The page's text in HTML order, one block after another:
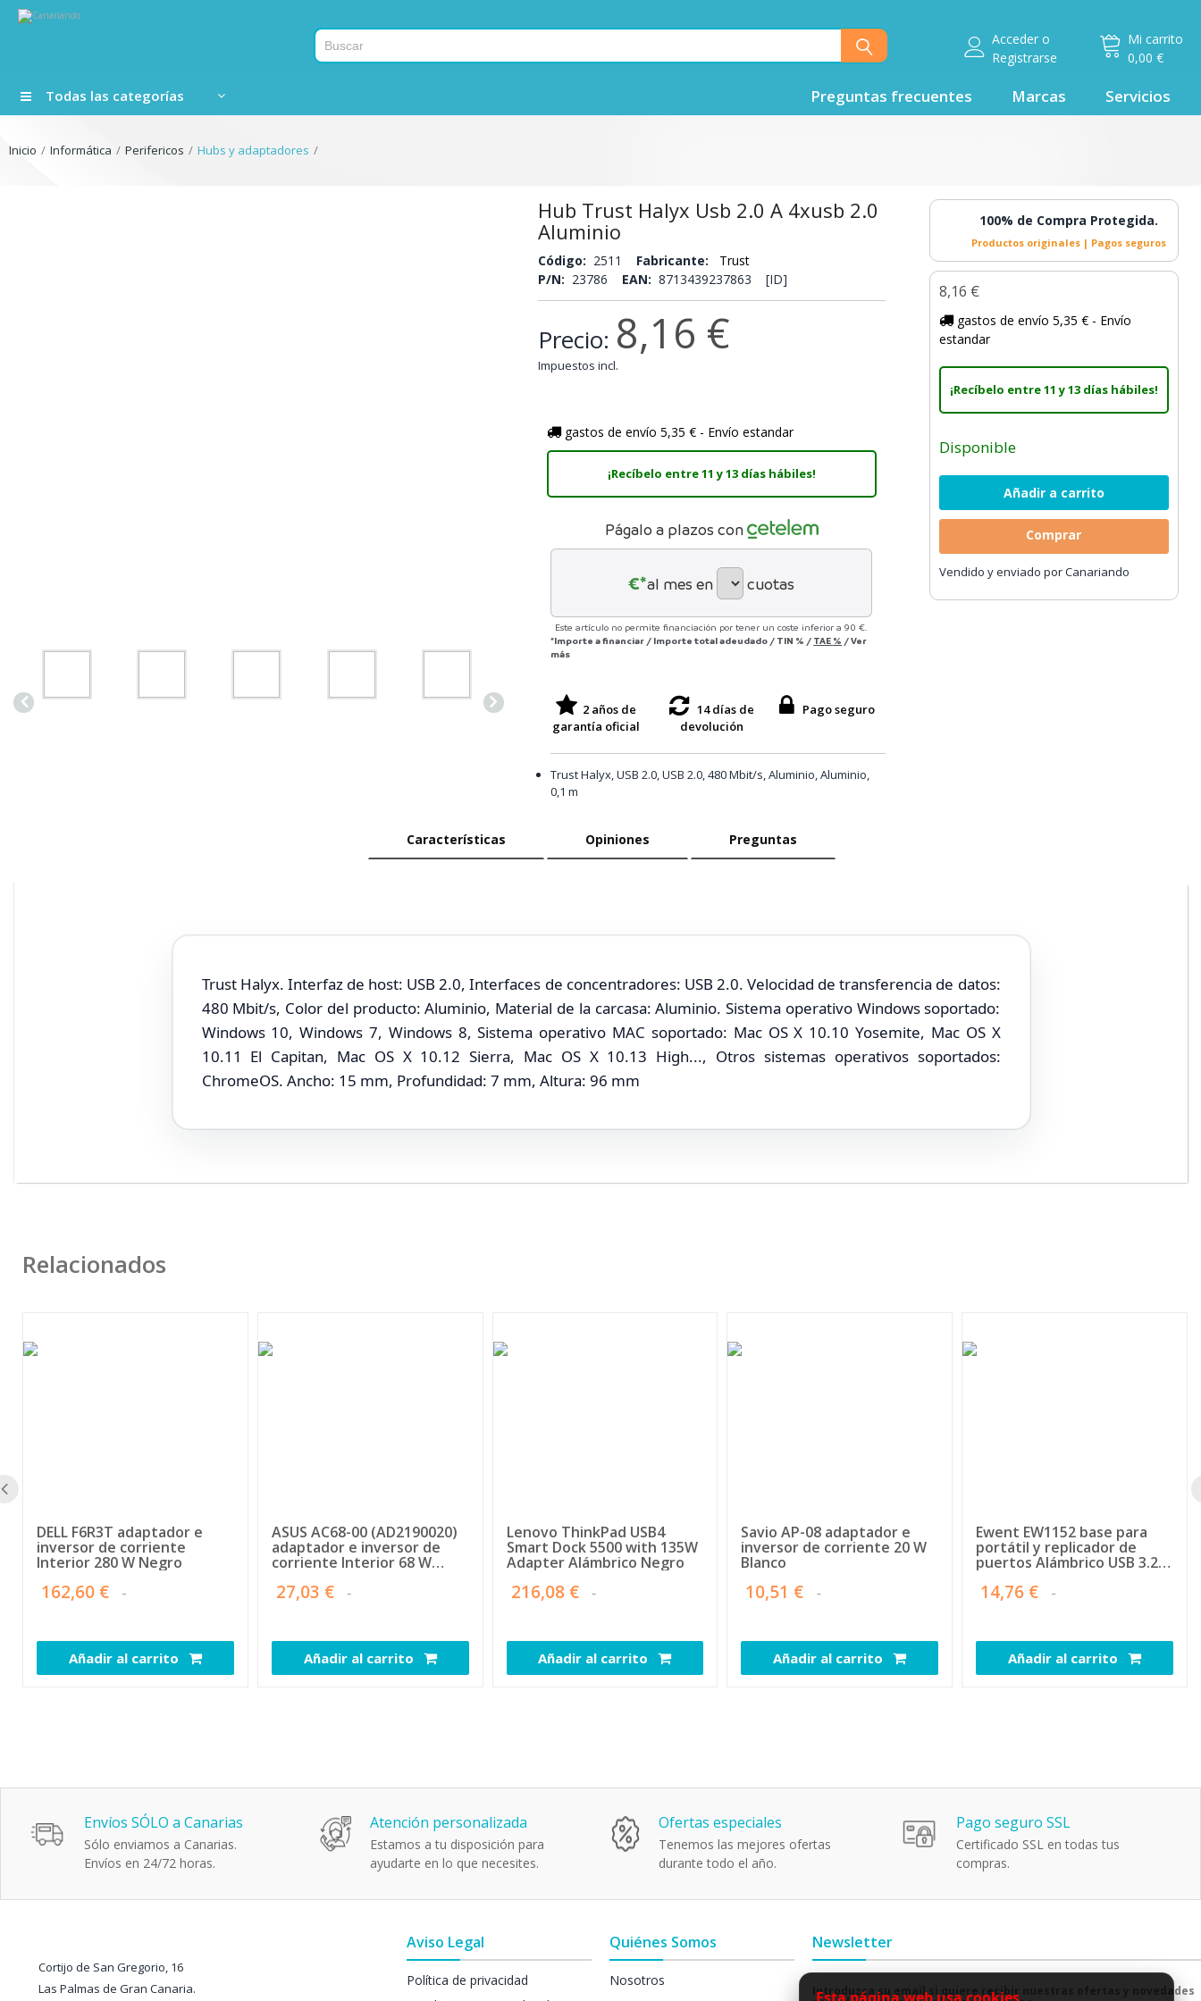
Mi carrito
0,00 €
Accedero
Registrarse
Todas las categorías Preguntas frecuentes Marcas Servicios
Inicio Informática Perifericos Hubs y adaptadores
Hub Trust Halyx Usb 2.0 A 4xusb 2.0
Aluminio
Código: 2511 Fabricante:
Trust
P/N: 23786 EAN: 8713439237863 [ID]
Precio: 8,16 €
Impuestos incl.
gastos de envío 5,35 € - Envío estandar
¡Recíbelo entre 11 y 13 días hábiles!
Págalo a plazos con
€*al mes en cuotas
Este artículo no permite financiación por tener un coste inferior a 90 €.
*Importe a financiar / Importe total adeudado / TIN % / TAE % /Ver
más
2 años de
garantía oficial
14 días de
devolución
Pago seguro
Trust Halyx, USB 2.0, USB 2.0, 480 Mbit/s, Aluminio, Aluminio,
0,1 m
100% de Compra Protegida.
Productos originales | Pagos seguros
8,16 €
gastos de envío 5,35 € - Envío
estandar
¡Recíbelo entre 11 y 13 días hábiles!
Disponible
Comprar
Vendido y enviado por Canariando
Características Opiniones Preguntas
Trust Halyx. Interfaz de host: USB 2.0, Interfaces de concentradores: USB 2.0. Velocidad de transferencia de datos:
480 Mbit/s, Color del producto: Aluminio, Material de la carcasa: Aluminio. Sistema operativo Windows soportado:
Windows 10, Windows 7, Windows 8, Sistema operativo MAC soportado: Mac OS X 10.10 Yosemite, Mac OS X
10.11 El Capitan, Mac OS X 10.12 Sierra, Mac OS X 10.13 High..., Otros sistemas operativos soportados:
ChromeOS. Ancho: 15 mm, Profundidad: 7 mm, Altura: 96 mm
Relacionados
DELL F6R3T adaptador e
inversor de corriente
Interior 280 W Negro
162,60 €
Añadir al carrito
ASUS AC68-00 (AD2190020)
adaptador e inversor de
corriente Interior 68 W
27,03 €
Añadir al carrito
Lenovo ThinkPad USB4
Smart Dock 5500 with 135W
Adapter Alámbrico Negro
216,08 €
Añadir al carrito
Savio AP-08 adaptador e
inversor de corriente 20 W
Blanco
10,51 €
Añadir al carrito
Ewent EW1152 base para
portátil y replicador de
puertos Alámbrico USB 3.2
Gris
14,76 €
Añadir al carrito
Envíos SÓLO a Canarias
Sólo enviamos a Canarias.
Envíos en 24/72 horas.
Atención personalizada
Estamos a tu disposición para
ayudarte en lo que necesites.
Ofertas especiales
Tenemos las mejores ofertas
durante todo el año.
Pago seguro SSL
Certificado SSL en todas tus
compras.
Cortijo de San Gregorio, 16
Las Palmas de Gran Canaria.
Aviso Legal
Política de privacidad
Quiénes Somos
Nosotros
Newsletter
Introduzca su email si quiere recibir nuestras ofertas y novedades